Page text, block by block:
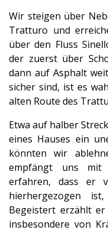
Wir steigen über
Tratturo und
über den Fluss
der zuerst über
dann auf Asphalt
sicher sind, ist es
alten Route des
Etwa auf halber
eines Hauses ein
könnten wir
empfängt uns mit
erfahren, dass er
hierhergezogen
Begeistert erzählt
insbesondere von